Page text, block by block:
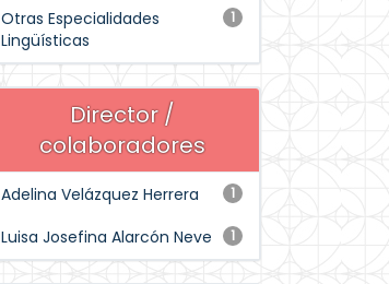
1
Otras Especialidades
Lingüísticas
Director /
colaboradores
1
Adelina Velázquez Herrera
1
Luisa Josefina Alarcón Neve